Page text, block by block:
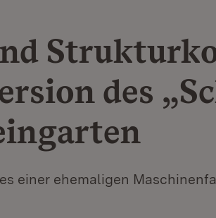
des
einer ehemaligen